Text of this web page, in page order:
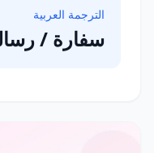
الترجمة العربية
سفارة /